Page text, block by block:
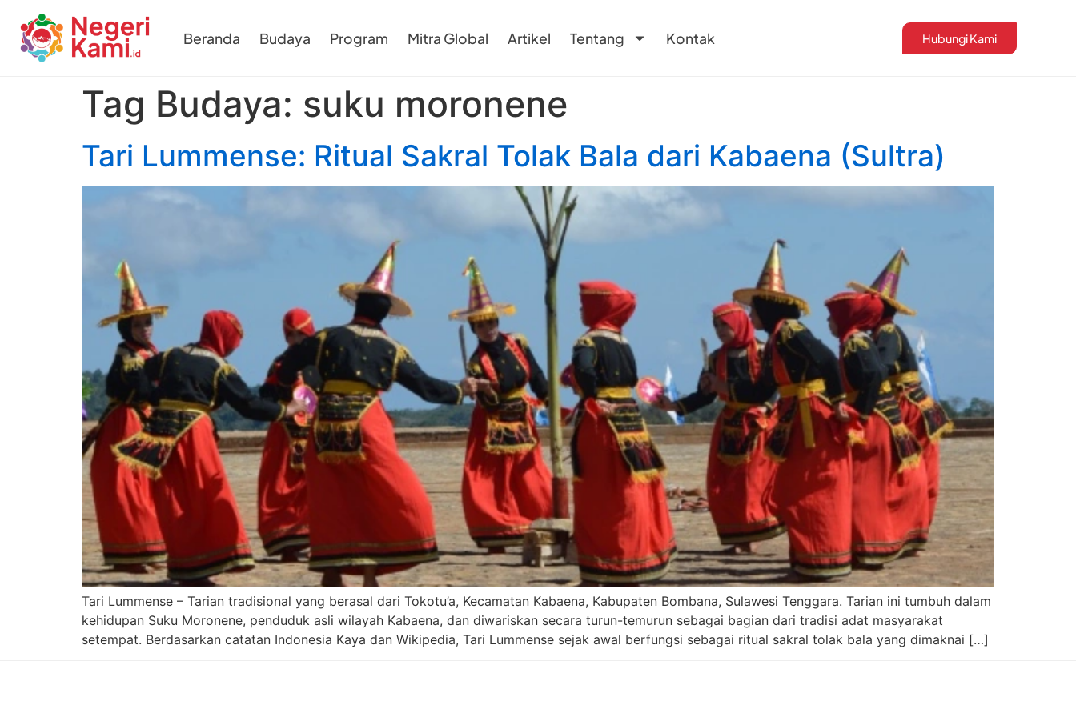
Beranda Budaya Program Mitra Global Artikel Tentang Kontak Hubungi Kami
Tag Budaya: suku moronene
Tari Lummense: Ritual Sakral Tolak Bala dari Kabaena (Sultra)
Tari Lummense – Tarian tradisional yang berasal dari Tokotu’a, Kecamatan Kabaena, Kabupaten Bombana, Sulawesi Tenggara. Tarian ini tumbuh dalam
kehidupan Suku Moronene, penduduk asli wilayah Kabaena, dan diwariskan secara turun-temurun sebagai bagian dari tradisi adat masyarakat
setempat. Berdasarkan catatan Indonesia Kaya dan Wikipedia, Tari Lummense sejak awal berfungsi sebagai ritual sakral tolak bala yang dimaknai […]